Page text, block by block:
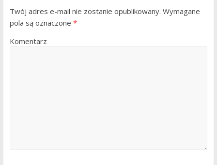
Twój adres e-mail nie zostanie opublikowany. Wymagane
pola są oznaczone *
Komentarz